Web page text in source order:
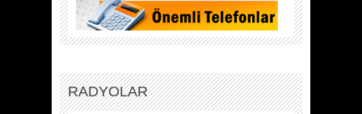
RADYOLAR